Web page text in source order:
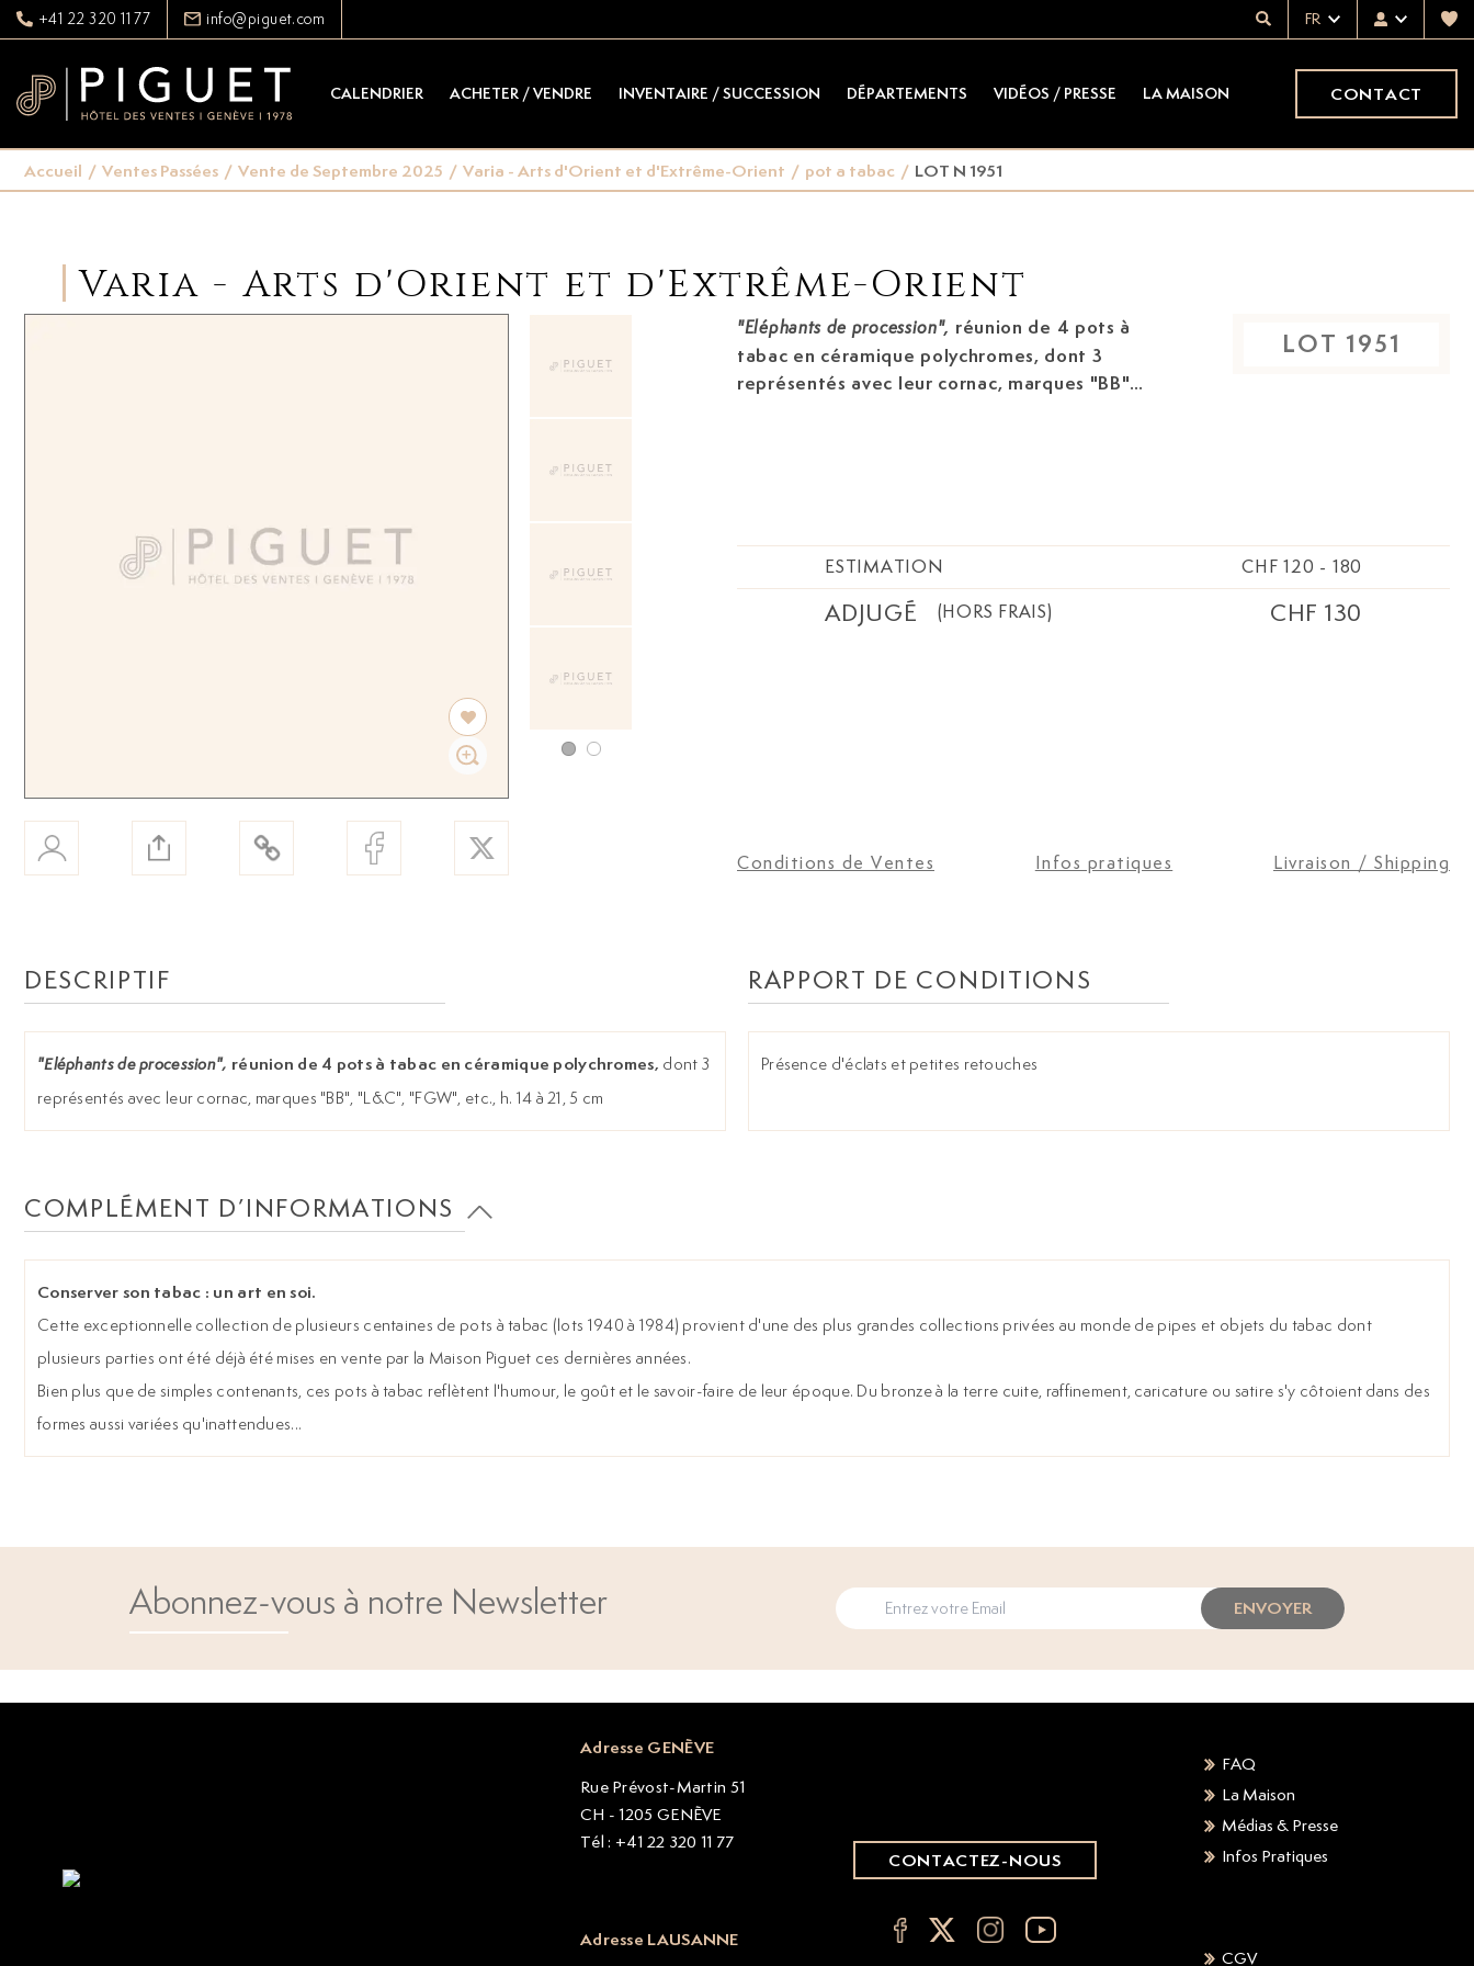
+41 22 320 11 77 info@piguet.com FR
CALENDRIER ACHETER / VENDRE INVENTAIRE / SUCCESSION DÉPARTEMENTS VIDÉOS / PRESSE LA MAISON CONTACT
Accueil / Ventes Passées / Vente de Septembre 2025 / Varia - Arts d'Orient et d'Extrême-Orient / pot a tabac / LOT N 1951
Varia - Arts d'Orient et d'Extrême-Orient
"Eléphants de procession", réunion de 4 pots à
tabac en céramique polychromes,
représentés avec leur cornac, marques "BB",
LOT 1951
ESTIMATION CHF 120 - 180
ADJUGÉ (HORS FRAIS) CHF 130
Conditions de Ventes Infos pratiques Livraison / Shipping
DESCRIPTIF
"Eléphants de procession", réunion de 4 pots à tabac en céramique polychromes, dont 3
représentés avec leur cornac, marques "BB", "L&C", "FGW", etc., h. 14 à 21, 5 cm
RAPPORT DE CONDITIONS
Présence d'éclats et petites retouches
COMPLÉMENT D’INFORMATIONS
Conserver son tabac : un art en soi.
Cette exceptionnelle collection de plusieurs centaines de pots à tabac (lots 1940 à 1984) provient d'une des plus grandes collections privées au monde de pipes et objets du tabac dont
plusieurs parties ont été déjà été mises en vente par la Maison Piguet ces dernières années.
Bien plus que de simples contenants, ces pots à tabac reflètent l'humour, le goût et le savoir-faire de leur époque. Du bronze à la terre cuite, raffinement, caricature ou satire s'y côtoient dans des
formes aussi variées qu'inattendues...
Abonnez-vous à notre Newsletter ENVOYER
Adresse GENÈVE
Rue Prévost-Martin 51
CH - 1205 GENÈVE
Tél : +41 22 320 11 77
Adresse LAUSANNE
CONTACTEZ-NOUS
FAQ
La Maison
Médias & Presse
Infos Pratiques
CGV